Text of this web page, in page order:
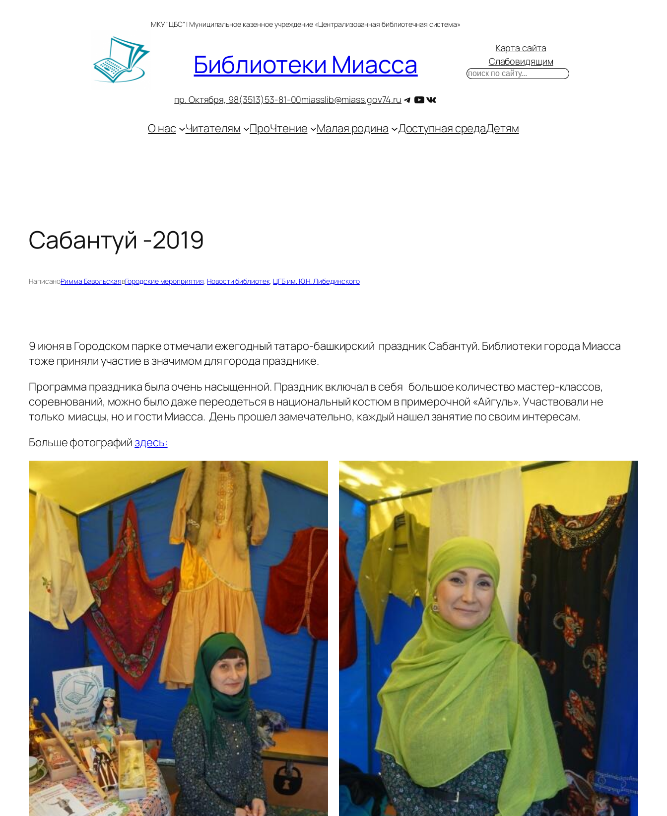
МКУ "ЦБС" | Муниципальное казенное учреждение «Централизованная библиотечная система»
Библиотеки Миасса
пр. Октября, 98(3513)53-81-00miasslib@miass.gov74.ru Telegram
YouTube
ВКонтакте
Карта сайта
Слабовидящим
Поиск
О нас Читателям ПроЧтение Малая родина Доступная средаДетям
Сабантуй -2019
НаписаноРимма БавольскаявГородские мероприятия, Новости библиотек, ЦГБ им. Ю.Н. Либединского
9 июня в Городском парке отмечали ежегодный татаро-башкирский праздник Сабантуй. Библиотеки города Миасса
тоже приняли участие в значимом для города празднике.
Программа праздника была очень насыщенной. Праздник включал в себя большое количество мастер-классов,
соревнований, можно было даже переодеться в национальный костюм в примерочной «Айгуль». Участвовали не
только миасцы, но и гости Миасса. День прошел замечательно, каждый нашел занятие по своим интересам.
Больше фотографийздесь: